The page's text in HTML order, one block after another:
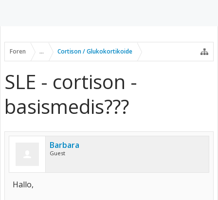
Foren ... Cortison / Glukokortikoide
SLE - cortison -
basismedis???
Barbara
Guest
Hallo,